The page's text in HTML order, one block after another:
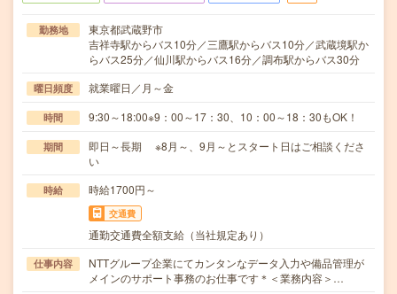
勤務地
東京都武蔵野市
吉祥寺駅からバス10分／三鷹駅からバス10分／武蔵境駅か
らバス25分／仙川駅からバス16分／調布駅からバス30分
曜日頻度 就業曜日／月～金
時間 9:30～18:00※9：00～17：30、10：00～18：30もOK！
期間
即日～長期 ※8月～、9月～とスタート日はご相談くださ
い
時給 時給1700円～
交通費
通勤交通費全額支給（当社規定あり）
仕事内容
NTTグループ企業にてカンタンなデータ入力や備品管理が
メインのサポート事務のお仕事です＊＜業務内容＞…